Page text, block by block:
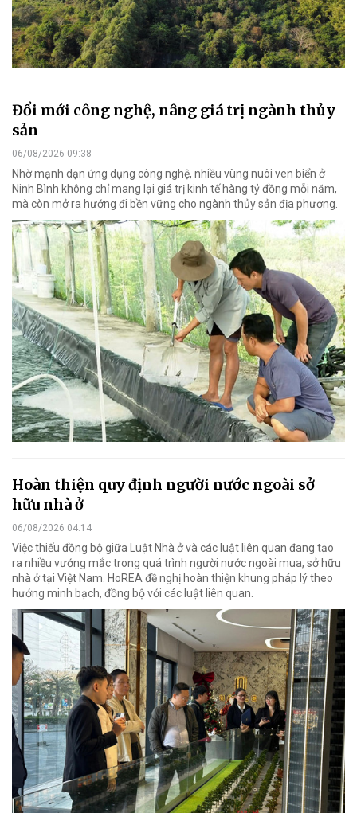
Đổi mới công nghệ, nâng giá trị ngành thủy
sản
06/08/2026 09:38
Nhờ mạnh dạn ứng dụng công nghệ, nhiều vùng nuôi ven biển ở
Ninh Bình không chỉ mang lại giá trị kinh tế hàng tỷ đồng mỗi năm,
mà còn mở ra hướng đi bền vững cho ngành thủy sản địa phương.
Hoàn thiện quy định người nước ngoài sở
hữu nhà ở
06/08/2026 04:14
Việc thiếu đồng bộ giữa Luật Nhà ở và các luật liên quan đang tạo
ra nhiều vướng mắc trong quá trình người nước ngoài mua, sở hữu
nhà ở tại Việt Nam. HoREA đề nghị hoàn thiện khung pháp lý theo
hướng minh bạch, đồng bộ với các luật liên quan.